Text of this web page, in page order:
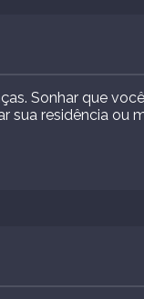
Sonhar que
sua residência ou